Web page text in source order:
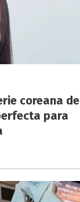
coreana de
para